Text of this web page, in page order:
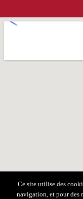
Ce site utilise des
navigation, et pour des